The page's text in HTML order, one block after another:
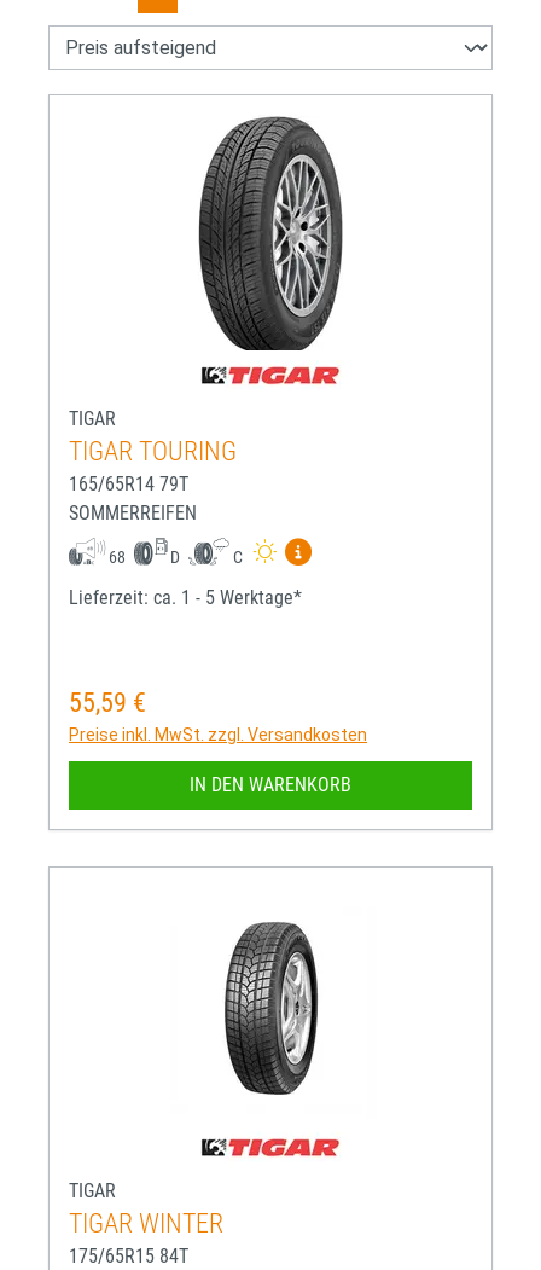
TIGAR
TIGAR TOURING
165/65R14 79T
SOMMERREIFEN
68 D C
Mehr Informationen zum
Lieferzeit: ca. 1 - 5 Werktage*
Regulärer Preis:
55,59 €
Preise inkl. MwSt. zzgl. Versandkosten
IN DEN WARENKORB
TIGAR
TIGAR WINTER
175/65R15 84T